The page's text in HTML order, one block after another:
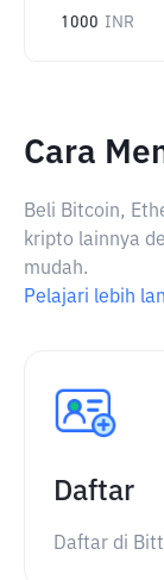
1000 INR
Cara
Beli Bitcoin,
kripto lainnya
mudah.
Pelajari lebih
Daftar
Daftar di